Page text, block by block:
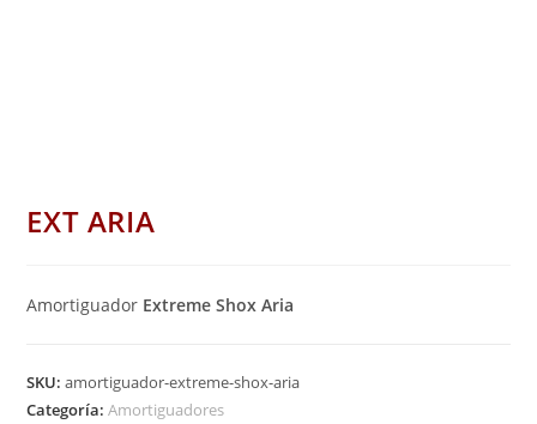
EXT ARIA
Amortiguador Extreme Shox Aria
SKU:amortiguador-extreme-shox-aria
Categoría:Amortiguadores